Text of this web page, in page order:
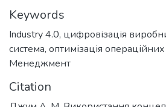
Keywords
Industry 4.0, цифровізація
система, оптимізація
Менеджмент
Citation